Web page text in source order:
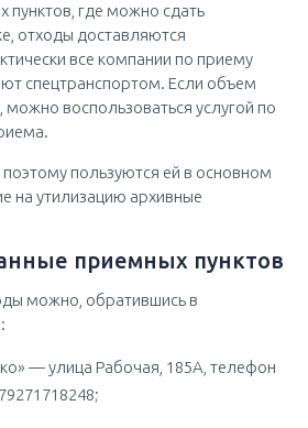
пунктов, где можно сдать
отходы доставляются
все компании по приему
спецтранспортом. Если объем
воспользоваться услугой по
поэтому пользуются ей в основном
на утилизацию архивные
приемных пунктов
можно, обратившись в
— улица Рабочая, 185А, телефон